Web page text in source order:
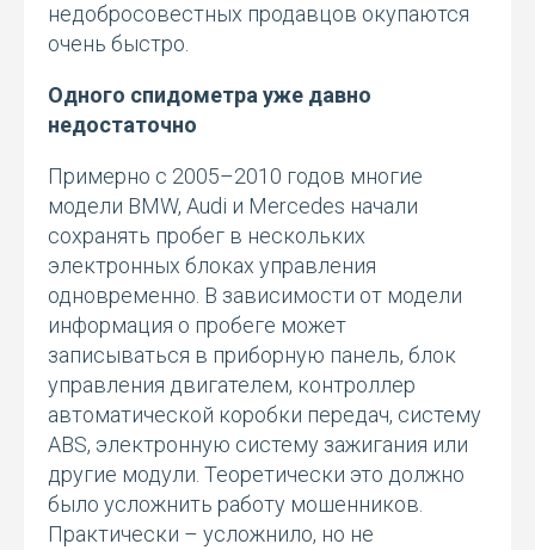
недобросовестных продавцов окупаются
очень быстро.
Одного спидометра уже давно
недостаточно
Примерно с 2005–2010 годов многие
модели BMW, Audi и Mercedes начали
сохранять пробег в нескольких
электронных блоках управления
одновременно. В зависимости от модели
информация о пробеге может
записываться в приборную панель, блок
управления двигателем, контроллер
автоматической коробки передач, систему
ABS, электронную систему зажигания или
другие модули. Теоретически это должно
было усложнить работу мошенников.
Практически – усложнило, но не